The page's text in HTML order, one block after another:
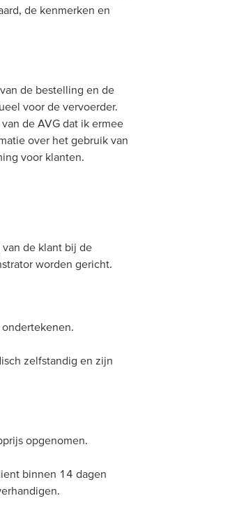
de kenmerken en
de bestelling en de
voor de vervoerder.
de AVG dat ik ermee
over het gebruik van
voor klanten.
de klant bij de
worden gericht.
zelfstandig en zijn
opgenomen.
binnen 14 dagen